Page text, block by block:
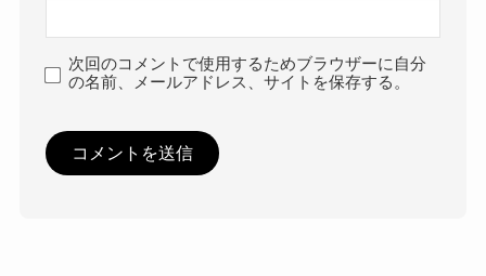
次回のコメントで使用するためブラウザーに自分
の名前、メールアドレス、サイトを保存する。